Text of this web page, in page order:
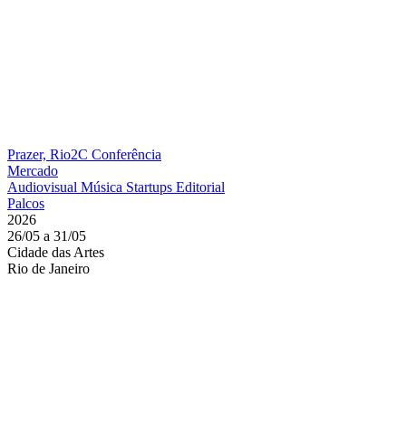
Prazer, Rio2C Conferência
Mercado
Audiovisual Música Startups Editorial
Palcos
2026
26/05 a 31/05
Cidade das Artes
Rio de Janeiro